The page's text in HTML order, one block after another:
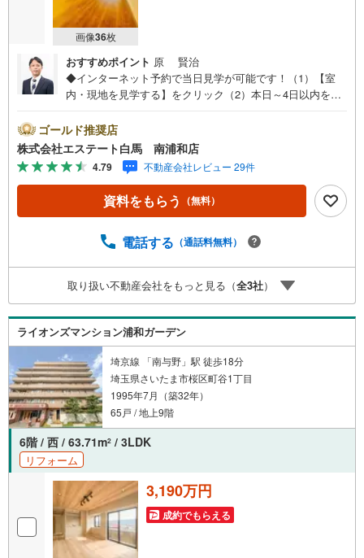
画像36枚
おすすめポイント 原 賢治
◆インターネット予約で当日見学が可能です！（1）【室
内・現地を見学する】をクリック（2）本日～4日以内をご
ください。◆10:00～21:00はお電話でのお問い合わせがス
ムーズです。●4階部分南東向き住戸●全居室収納付き●総戸
数286戸のビッグコミュニティ【Yahoo！ 不動産キャンペ
ーン対象店舗です】 当店で物件を成約するとPayPayボー
ナスをプレゼント！◆エステート白馬の5大サポート◆1.F
P相談サポート社外のファイナンシャルプランナーと資金
住宅は半年の設備修理サービスが無料で付帯3.注文住宅
家」のご提案可能4.見学時、建築士同行サービス目視検査
やリフォーム費用をお伝えするなどの無料サービス5.お引
渡し後もしっかりサポートCSサポート室がお引渡し後のお
悩みもしっかりサポートします
ゴールド推奨店
株式会社エステート白馬 南浦和店
4.79 不動産会社レビュー 29件
資料をもらう （無料）
電話する （通話料無料）
取り扱い不動産会社をもっと見る（全3社）
ライオンズマンション浦和ガーデン
埼京線 「南与野」駅 徒歩18分
埼玉県さいたま市桜区町谷1丁目
1995年7月（築32年）
65戸 / 地上9階
6階 / 西 / 63.71m2 / 3LDK
リフォーム
3,190万円
成約でもらえる